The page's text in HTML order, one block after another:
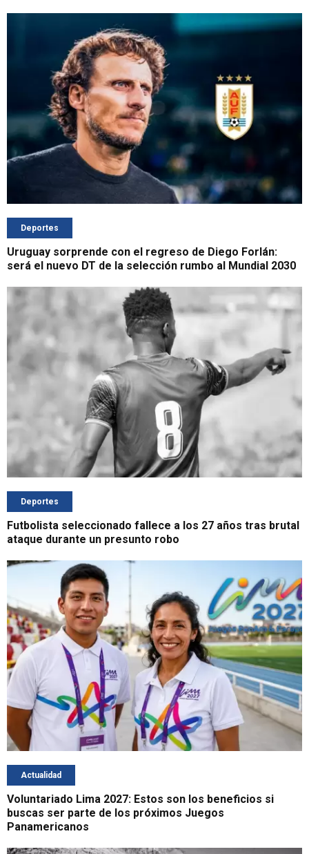
Deportes
Uruguay sorprende con el regreso de Diego Forlán:
será el nuevo DT de la selección rumbo al Mundial 2030
Deportes
Futbolista seleccionado fallece a los 27 años tras brutal
ataque durante un presunto robo
Actualidad
Voluntariado Lima 2027: Estos son los beneficios si
buscas ser parte de los próximos Juegos
Panamericanos